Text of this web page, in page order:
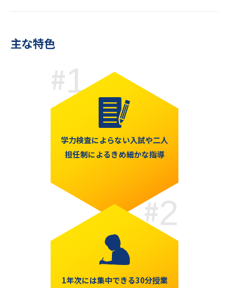
主な特色
1
学力検査によらない入試や二人
担任制によるきめ細かな指導
2
1年次には集中できる30分授業